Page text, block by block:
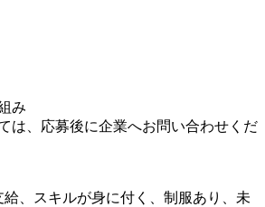
み
は、応募後に企業へお問い合わせくだ
、スキルが身に付く、制服あり、未